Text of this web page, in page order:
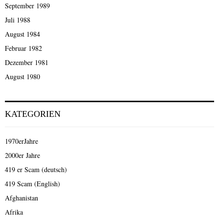
September 1989
Juli 1988
August 1984
Februar 1982
Dezember 1981
August 1980
KATEGORIEN
1970erJahre
2000er Jahre
419 er Scam (deutsch)
419 Scam (English)
Afghanistan
Afrika